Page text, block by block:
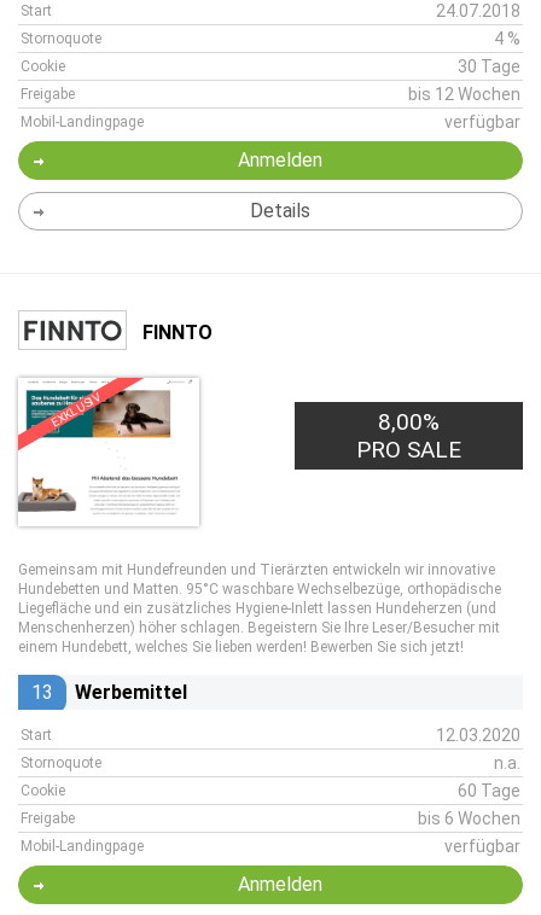
Start 24.07.2018
Stornoquote 4 %
Cookie 30 Tage
Freigabe bis 12 Wochen
Mobil-Landingpage verfügbar
Anmelden
Details
FINNTO
EXKLUSIV
8,00%
PRO SALE
Gemeinsam mit Hundefreunden und Tierärzten entwickeln wir innovative
Hundebetten und Matten. 95°C waschbare Wechselbezüge, orthopädische
Liegefläche und ein zusätzliches Hygiene-Inlett lassen Hundeherzen (und
Menschenherzen) höher schlagen. Begeistern Sie Ihre Leser/Besucher mit
einem Hundebett, welches Sie lieben werden! Bewerben Sie sich jetzt!
13 Werbemittel
Start 12.03.2020
Stornoquote n.a.
Cookie 60 Tage
Freigabe bis 6 Wochen
Mobil-Landingpage verfügbar
Anmelden